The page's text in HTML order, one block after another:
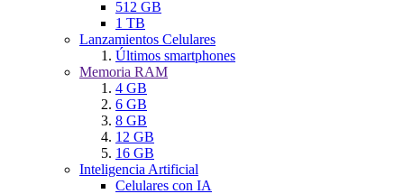
512 GB
1 TB
Lanzamientos Celulares
Últimos smartphones
Memoria RAM
4 GB
6 GB
8 GB
12 GB
16 GB
Inteligencia Artificial
Celulares con IA